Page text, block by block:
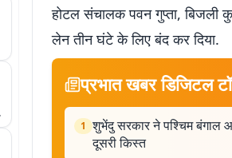
होटल संचालक पवन गुप्ता, बिजली
लेन तीन घंटे के लिए बंद कर दिया.
प्रभात खबर डिजिटल
1 शुभेंदु सरकार ने पश्चिम बंगाल
दूसरी किस्त